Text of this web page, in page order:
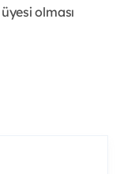
olması